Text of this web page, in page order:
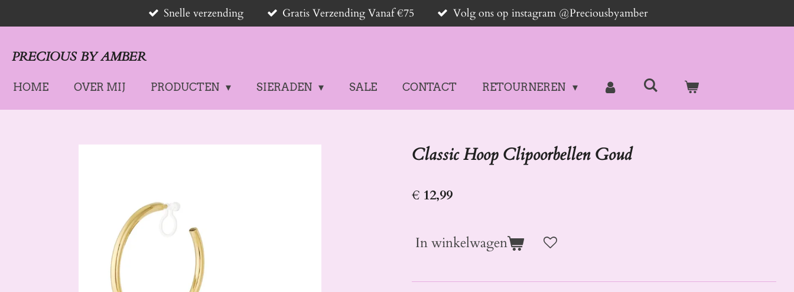
direct
de
Snelle verzending Gratis Verzending Vanaf €75 Volg ons op instagram @Preciousbyamber
PRECIOUS BY AMBER
HOME OVER MIJ PRODUCTEN SIERADEN SALE CONTACT RETOURNEREN
Classic Hoop Clipoorbellen Goud
€ 12,99
In winkelwagen